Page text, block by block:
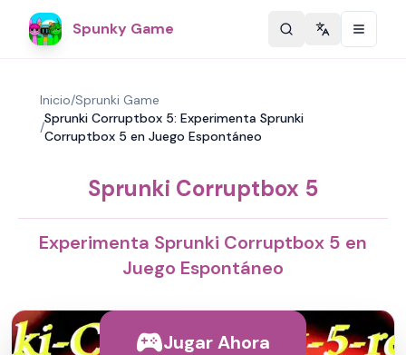
Spunky Game Change
Inicio/Sprunki Game
/
Sprunki Corruptbox 5: Experimenta Sprunki
Corruptbox 5 en Juego Espontáneo
Sprunki Corruptbox 5
Experimenta Sprunki Corruptbox 5 en
Juego Espontáneo
Jugar Ahora